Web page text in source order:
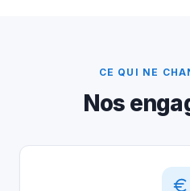
CE QUI NE
Nos